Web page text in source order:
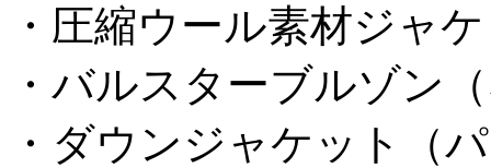
・圧縮ウール素材ジャ
・バルスターブルゾン
・ダウンジャケット（